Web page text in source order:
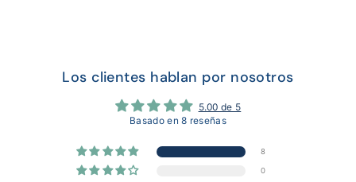
Los clientes hablan por nosotros
5.00 de 5
Basado en 8 reseñas
8
0